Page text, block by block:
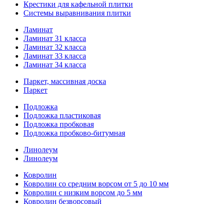
Крестики для кафельной плитки
Системы выравнивания плитки
Ламинат
Ламинат 31 класса
Ламинат 32 класса
Ламинат 33 класса
Ламинат 34 класса
Паркет, массивная доска
Паркет
Подложка
Подложка пластиковая
Подложка пробковая
Подложка пробково-битумная
Линолеум
Линолеум
Ковролин
Ковролин со средним ворсом от 5 до 10 мм
Ковролин с низким ворсом до 5 мм
Ковролин безворсовый